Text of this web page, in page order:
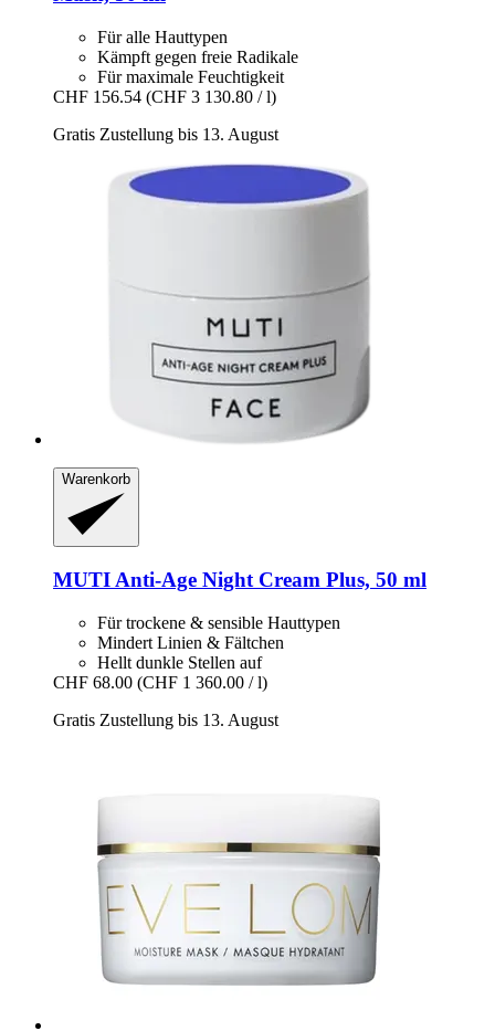
Für alle Hauttypen
Kämpft gegen freie Radikale
Für maximale Feuchtigkeit
CHF 156.54 (CHF 3 130.80 / l)
Gratis Zustellung bis 13. August
Warenkorb
MUTI Anti-​Age Night Cream Plus, 50 ml
Für trockene & sensible Hauttypen
Mindert Linien & Fältchen
Hellt dunkle Stellen auf
CHF 68.00 (CHF 1 360.00 / l)
Gratis Zustellung bis 13. August